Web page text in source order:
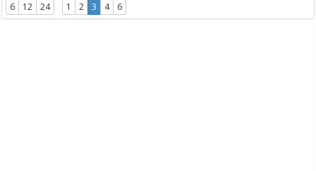
6 12 24 1 2 3 4 6